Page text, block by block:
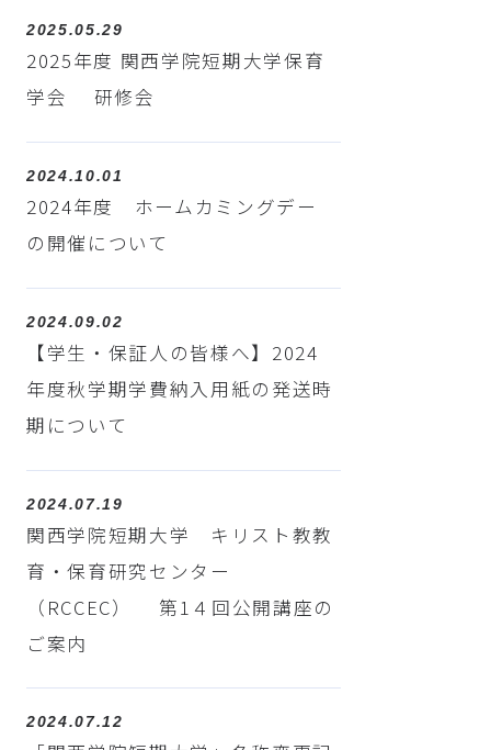
2025.05.29
2025年度 関西学院短期大学保育
学会 研修会
2024.10.01
2024年度 ホームカミングデー
の開催について
2024.09.02
【学生・保証人の皆様へ】2024
年度秋学期学費納入用紙の発送時
期について
2024.07.19
関西学院短期大学 キリスト教教
育・保育研究センター
（RCCEC） 第1４回公開講座の
ご案内
2024.07.12